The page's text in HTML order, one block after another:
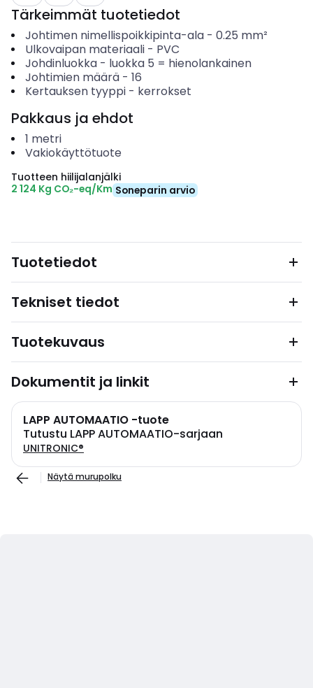
Tärkeimmät tuotetiedot
Johtimen nimellispoikkipinta-ala- 0.25 mm²
Ulkovaipan materiaali- PVC
Johdinluokka- luokka 5 = hienolankainen
Johtimien määrä- 16
Kertauksen tyyppi- kerrokset
Pakkaus ja ehdot
1 metri
Vakiokäyttötuote
Tuotteen hiilijalanjälki
2 124 Kg CO₂-eq/Km Soneparin arvio
Tuotetiedot
Tekniset tiedot
Tuotekuvaus
Dokumentit ja linkit
LAPP AUTOMAATIO -tuote
Tutustu LAPP AUTOMAATIO-sarjaan
UNITRONIC®
Näytä murupolku